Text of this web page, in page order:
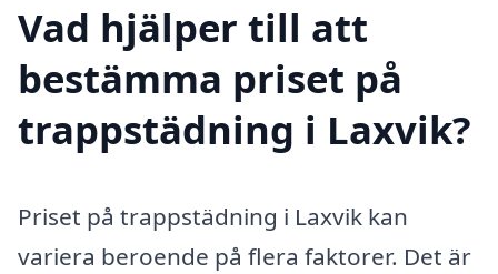
Vad hjälper till att
bestämma priset på
trappstädning i Laxvik?
Priset på trappstädning i Laxvik kan
variera beroende på flera faktorer. Det är